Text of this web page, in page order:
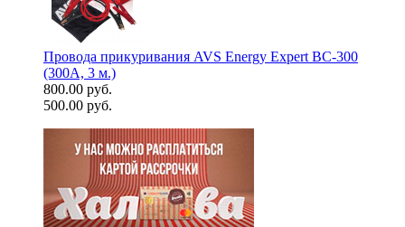
Провода прикуривания AVS Energy Expert BC-300
(300А, 3 м.)
800.00 руб.
500.00 руб.